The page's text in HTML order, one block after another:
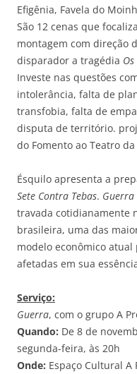
Efigênia, Favela do
São 12 cenas que
montagem com direção
disparador a tragédia
Investe nas questões
intolerância, falta de
transfobia, falta de
disputa de território.
do Fomento ao Teatro
Ésquilo apresenta a
Sete Contra Tebas. Guerra
travada cotidianamente
brasileira, uma das
modelo econômico
afetadas em sua
Serviço:
Guerra, com o grupo A
Quando: De 8 de
segunda-feira, às 20h
Onde: Espaço Cultural A